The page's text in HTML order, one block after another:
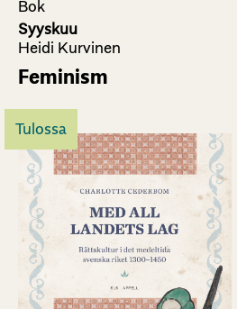
Bok
Syyskuu
Heidi Kurvinen
Feminism
Tulossa